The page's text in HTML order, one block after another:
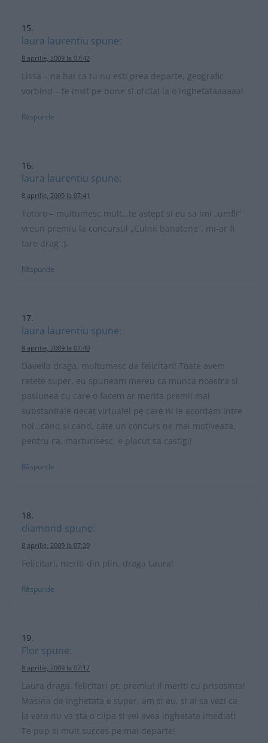
laura laurentiu spune:
8 aprilie, 2009 la 07:42
Lissa – na hai ca tu nu esti prea departe, geografic
vorbind – te invit pe bune si oficial la o inghetataaaaaa!
Răspunde
laura laurentiu spune:
8 aprilie, 2009 la 07:41
Totoro – multumesc mult…te astept si eu sa imi „umfli”
vreun premiu la concursul „Cuinii banatene”, mi-ar fi
tare drag :).
Răspunde
laura laurentiu spune:
8 aprilie, 2009 la 07:40
Davella draga, multumesc de felicitari! Toate avem
retete super, eu spuneam mereu ca munca noastra si
pasiunea cu care o facem ar merita premii mai
substantiale decat virtualel pe care ni le acordam intre
noi…cand si cand, cate un concurs ne mai motiveaza,
pentru ca, marturisesc, e placut sa castigi!
Răspunde
diamond spune:
8 aprilie, 2009 la 07:39
Felicitari, meriti din plin, draga Laura!
Răspunde
Flor spune:
8 aprilie, 2009 la 07:17
Laura draga, felicitari pt. premiu! Il meriti cu prisosinta!
Masina de inghetata e super, am si eu, si ai sa vezi ca
la vara nu va sta o clipa si vei avea inghetata imediat!
Te pup si mult succes pe mai departe!